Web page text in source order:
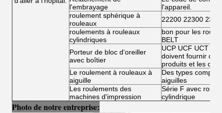
l'embrayage
l'appareil.
roulement sphérique à
rouleaux
22200 22300
roulements à rouleaux
cylindriques
bon pour les
BELT
Porteur de bloc d'oreiller
avec boîtier
UCP UCF UCT
doivent fournir
produits et les
Le roulement à rouleaux à
aiguille
Des types
aiguilles
Les roulements des
machines d'impression
Série F avec
cylindrique
Photo de notre entreprise: